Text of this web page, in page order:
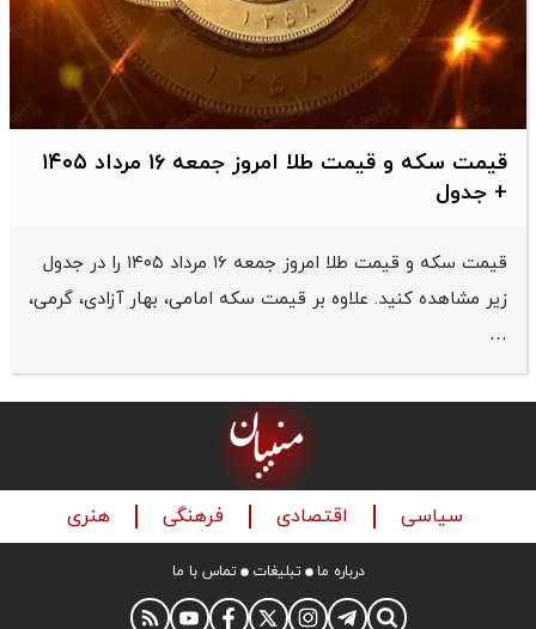
قیمت سکه و قیمت طلا امروز جمعه ۱۶ مرداد ۱۴۰۵
+ جدول
قیمت سکه و قیمت طلا امروز جمعه ۱۶ مرداد ۱۴۰۵ را در جدول
زیر مشاهده کنید. علاوه بر قیمت سکه امامی، بهار آزادی، گرمی،
…
سیاسی اقتصادی فرهنگی هنری
درباره ما تبلیغات تماس با ما